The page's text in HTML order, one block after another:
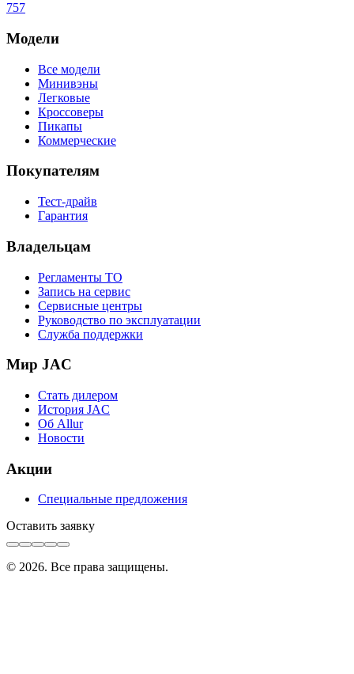
757
Модели
Все модели
Минивэны
Легковые
Кроссоверы
Пикапы
Коммерческие
Покупателям
Тест-драйв
Гарантия
Владельцам
Регламенты ТО
Запись на сервис
Сервисные центры
Руководство по эксплуатации
Служба поддержки
Мир JAC
Стать дилером
История JAC
Об Allur
Новости
Акции
Специальные предложения
Оставить заявку
© 2026. Все права защищены.